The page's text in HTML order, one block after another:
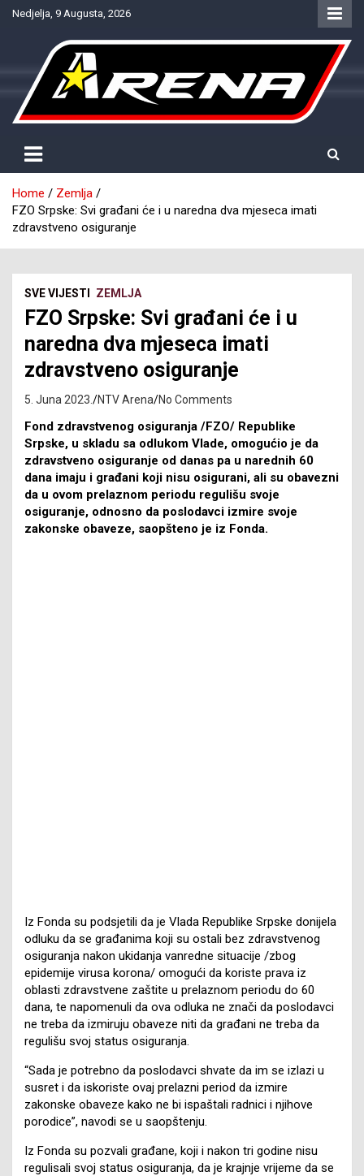
SkipNedjelja, 9 Augusta, 2026
NTV Arena
Home
Zemlja
FZO Srpske: Svi građani će i u naredna dva mjeseca imati
zdravstveno osiguranje
SVE VIJESTI ZEMLJA
FZO Srpske: Svi građani će i u
naredna dva mjeseca imati
zdravstveno osiguranje
5. Juna 2023. NTV Arena No Comments
Fond zdravstvenog osiguranja /FZO/ Republike
Srpske, u skladu sa odlukom Vlade, omogućio je da
zdravstveno osiguranje od danas pa u narednih 60
dana imaju i građani koji nisu osigurani, ali su obavezni
da u ovom prelaznom periodu regulišu svoje
osiguranje, odnosno da poslodavci izmire svoje
zakonske obaveze, saopšteno je iz Fonda.
Iz Fonda su podsjetili da je Vlada Republike Srpske donijela
odluku da se građanima koji su ostali bez zdravstvenog
osiguranja nakon ukidanja vanredne situacije /zbog
epidemije virusa korona/ omogući da koriste prava iz
oblasti zdravstvene zaštite u prelaznom periodu do 60
dana, te napomenuli da ova odluka ne znači da poslodavci
ne treba da izmiruju obaveze niti da građani ne treba da
regulišu svoj status osiguranja.
“Sada je potrebno da poslodavci shvate da im se izlazi u
susret i da iskoriste ovaj prelazni period da izmire
zakonske obaveze kako ne bi ispaštali radnici i njihove
porodice”, navodi se u saopštenju.
Iz Fonda su pozvali građane, koji i nakon tri godine nisu
regulisali svoj status osiguranja, da je krajnje vrijeme da se